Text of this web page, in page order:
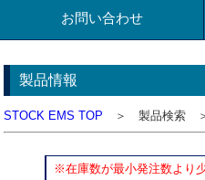
お問い合わせ
製品情報
STOCK EMS TOP ＞ 製品検索 ＞
※在庫数が最小発注数より